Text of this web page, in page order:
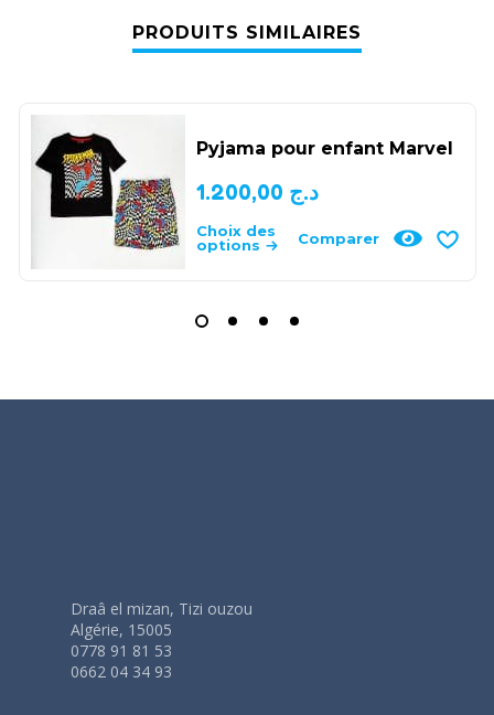
PRODUITS SIMILAIRES
Pyjama pour enfant Marvel
د.ج
Choix des
options
Comparer
Draâ el mizan, Tizi ouzou
Algérie, 15005
0778 91 81 53
0662 04 34 93